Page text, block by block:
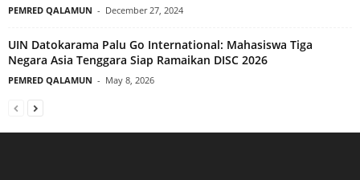
PEMRED QALAMUN - December 27, 2024
UIN Datokarama Palu Go International: Mahasiswa Tiga
Negara Asia Tenggara Siap Ramaikan DISC 2026
PEMRED QALAMUN - May 8, 2026